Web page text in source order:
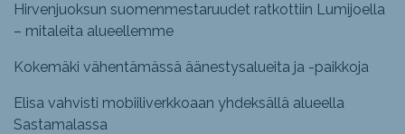
Hirvenjuoksun suomenmestaruudet ratkottiin Lumijoella
– mitaleita alueellemme
Kokemäki vähentämässä äänestysalueita ja -paikkoja
Elisa vahvisti mobiiliverkkoaan yhdeksällä alueella
Sastamalassa